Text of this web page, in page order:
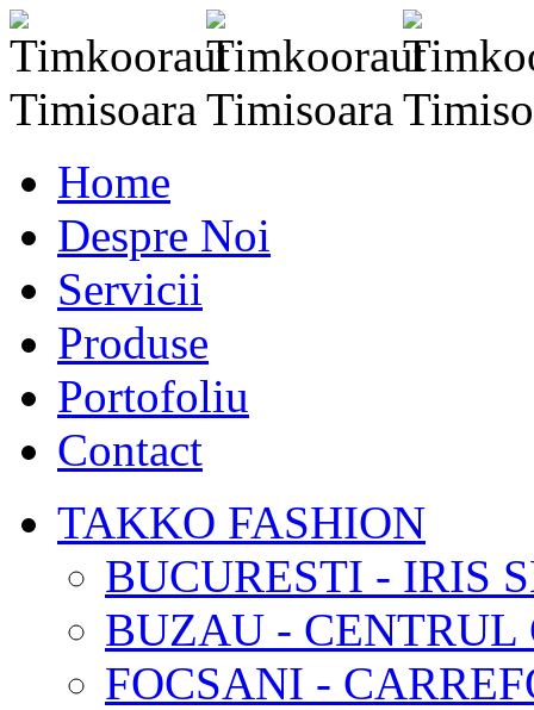
Home
Despre Noi
Servicii
Produse
Portofoliu
Contact
TAKKO FASHION
BUCURESTI - IRIS
BUZAU -
FOCSANI -